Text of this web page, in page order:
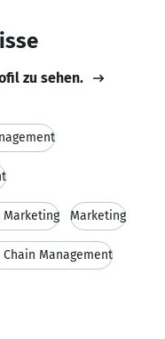
zu sehen.
Marketing
Chain Management